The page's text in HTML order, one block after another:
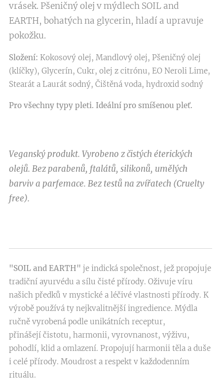
vrásek. Pšeničný olej v mýdlech SOIL and
EARTH, bohatých na glycerin, hladí a upravuje
pokožku.
Složení: Kokosový olej, Mandlový olej, Pšeničný olej
(klíčky), Glycerín, Cukr, olej z citrónu, EO Neroli Lime,
Stearát a Laurát sodný, Čištěná voda, hydroxid sodný
Pro všechny typy pleti. Ideální pro smíšenou pleť.
Veganský produkt. Vyrobeno z čistých éterických
olejů. Bez parabenů, ftalátů, silikonů, umělých
barviv a parfemace. Bez testů na zvířatech (Cruelty
free).
"SOIL and EARTH" je indická společnost, jež propojuje
tradiční ayurvédu a sílu čisté přírody. Oživuje víru
našich předků v mystické a léčivé vlastnosti přírody. K
výrobě používá ty nejkvalitnější ingredience. Mýdla
ručně vyrobená podle unikátních receptur,
přinášejí čistotu, harmonii, vyrovnanost, výživu,
pohodlí, klid a omlazení. Propojují harmonii těla a duše
i celé přírody. Moudrost a respekt v každodenním
rituálu.